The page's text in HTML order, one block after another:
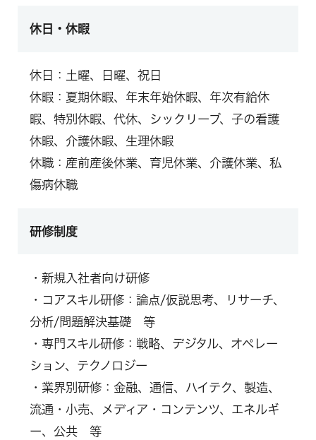
休日・休暇
休日：土曜、日曜、祝日
休暇：夏期休暇、年末年始休暇、年次有給休
暇、特別休暇、代休、シックリーブ、子の看護
休暇、介護休暇、生理休暇
休職：産前産後休業、育児休業、介護休業、私
傷病休職
研修制度
・新規入社者向け研修
・コアスキル研修：論点/仮説思考、リサーチ、
分析/問題解決基礎 等
・専門スキル研修：戦略、デジタル、オペレー
ション、テクノロジー
・業界別研修：金融、通信、ハイテク、製造、
流通・小売、メディア・コンテンツ、エネルギ
ー、公共 等